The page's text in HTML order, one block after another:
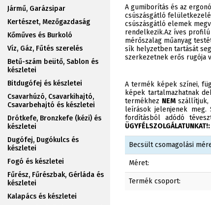
Jármű, Garázsipar
Kertészet, Mezőgazdaság
Kőműves és Burkoló
Víz, Gáz, Fűtés szerelés
Betű-szám beütő, Sablon és
készletei
Bitdugófej és készletei
Csavarhúzó, Csavarkihajtó,
Csavarbehajtó és készletei
Drótkefe, Bronzkefe (kézi) és
készletei
Dugófej, Dugókulcs és
készletei
Fogó és készletei
Fűrész, Fűrészbak, Gérláda és
készletei
Kalapács és készletei
A gumiborítás és az
csúszásgátló
csúszásgátló elemek
rendelkezik.Az íves
mérőszalag műanyag
sík helyzetben tartását
szerkezetnek erős rugója
A termék képek színei,
képek tartalmazhatnak
termékhez NEM szállítjuk,
leírások jelenjenek meg.
fordításból adódó
ÜGYFÉLSZOLGÁLATUNKAT!:
Becsült csomagolási
Méret:
Termék csoport: